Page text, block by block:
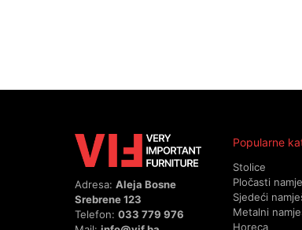
Adresa: Aleja Bosne
Srebrene 123
Telefon: 033 779 976
Popularne
Stolice
Pločasti
Sjedeći
Metalni
Horeca